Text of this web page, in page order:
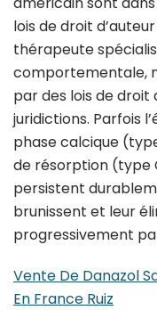
lois de droit
thérapeute
comportementale,
par des lois de droit
juridictions. Parfois
phase calcique
de résorption (type
persistent
brunissent et leur
progressivement
Vente De Danazol
En France Ruiz